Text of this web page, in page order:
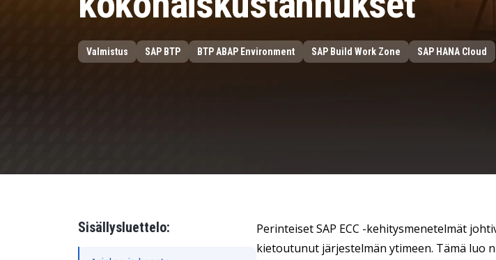
TEKOÄLY
SAP AI Services
SAP AI Core & AI Launchpad
Henkilöstöhallinto
Kestävän kehityksen ratkaisut
Valmistus SAP BTP BTP ABAP Environment SAP Build Work Zone SAP HANA Cloud
Sisällysluettelo:
Perinteiset SAP ECC -kehitysmenetelmät
kietoutunut järjestelmän ytimeen. Tämä luo